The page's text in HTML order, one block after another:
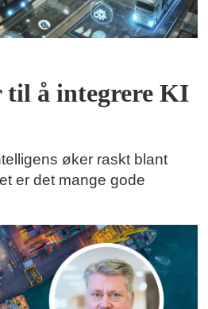
til å integrere KI
øker raskt blant
er det mange gode